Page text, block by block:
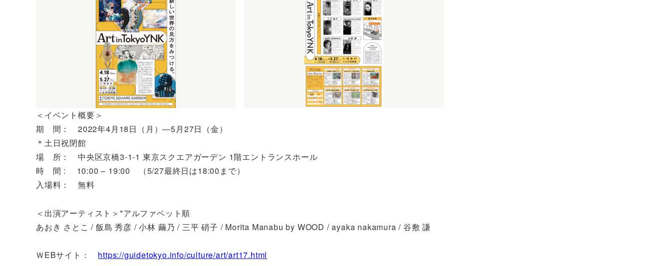
＜イベント概要＞
期 間： 2022年4月18日（月）―5月27日（金）
＊土日祝閉館
場 所： 中央区京橋3-1-1 東京スクエアガーデン 1階エントランスホール
時 間 : 10:00 – 19:00 （5/27最終日は18:00まで）
入場料： 無料
＜出演アーティスト＞*アルファベット順
あおき さとこ / 飯島 秀彦 / 小林 繭乃 / 三平 硝子 / Morita Manabu by WOOD / ayaka nakamura / 谷敷 謙
ＷEBサイト： https://guidetokyo.info/culture/art/art17.html